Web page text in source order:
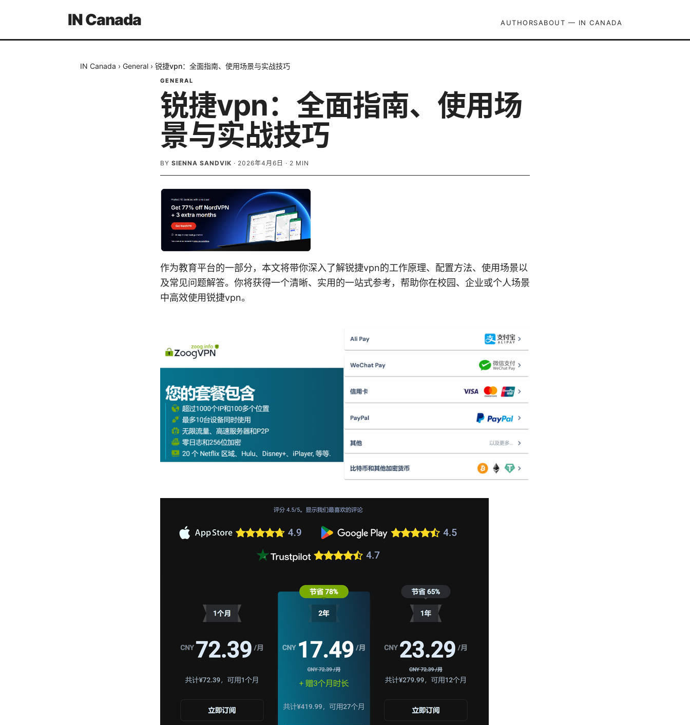
IN Canada AUTHORSABOUT — IN CANADA
IN Canada › General › 锐捷vpn：全面指南、使用场景与实战技巧
GENERAL
锐捷vpn：全面指南、使用场
景与实战技巧
BY SIENNA SANDVIK · 2026年4月6日 · 2 MIN
作为教育平台的一部分，本文将带你深入了解锐捷vpn的工作原理、配置方法、使用场景以
及常见问题解答。你将获得一个清晰、实用的一站式参考，帮助你在校园、企业或个人场景
中高效使用锐捷vpn。